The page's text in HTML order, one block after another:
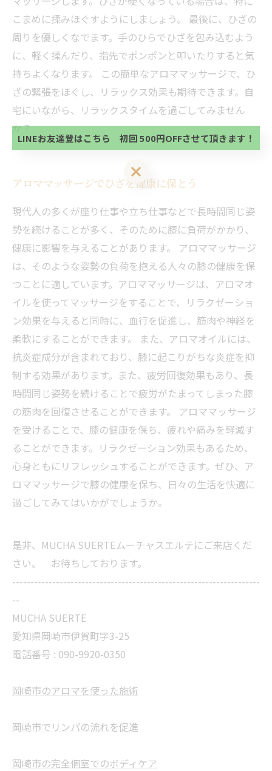
こまめに揉みほぐすようにしましょう。 最後に、ひざの
周りを優しくなでます。手のひらでひざを包み込むよう
に、軽く揉んだり、指先でポンポンと叩いたりすると気
持ちよくなります。 この簡単なアロママッサージで、ひ
ざの緊張をほぐし、リラックス効果も期待できます。自
宅にいながら、リラックスタイムを過ごしてみません
か？
アロママッサージでひざを健康に保とう
現代人の多くが座り仕事や立ち仕事などで長時間同じ姿
勢を続けることが多く、そのために膝に負荷がかかり、
健康に影響を与えることがあります。 アロママッサージ
は、そのような姿勢の負荷を抱える人々の膝の健康を保
つことに適しています。アロママッサージは、アロマオ
イルを使ってマッサージをすることで、リラクゼーショ
ン効果を与えると同時に、血行を促進し、筋肉や神経を
柔軟にすることができます。 また、アロマオイルには、
抗炎症成分が含まれており、膝に起こりがちな炎症を抑
制する効果があります。また、疲労回復効果もあり、長
時間同じ姿勢を続けることで疲労がたまってしまった膝
の筋肉を回復させることができます。 アロママッサージ
を受けることで、膝の健康を保ち、疲れや痛みを軽減す
ることができます。リラクゼーション効果もあるため、
心身ともにリフレッシュすることができます。ぜひ、ア
ロママッサージで膝の健康を保ち、日々の生活を快適に
過ごしてみてはいかがでしょうか。
是非、MUCHA SUERTEムーチャスエルテにご来店くだ
さい。 お待ちしております。
--------------------------------------------------------------------
--
MUCHA SUERTE
愛知県岡崎市伊賀町字3-25
電話番号 : 090-9920-0350
岡崎市のアロマを使った施術
岡崎市でリンパの流れを促進
岡崎市の完全個室でのボディケア
当サロンの公式LINE@にお友達登録頂いたお客様は
初回 500円OFFさせて頂きます。 既に 追加済の
方、不必要な方 お手数ですが、✖印でお閉じ下さ
い。
LINEお友達登はこちら 初回 500円OFFさせて頂きます！
当サロンの公式LINE@にお友達登録頂いたお客様は
初回 500円OFFさせて頂きます。 既に 追加済の
方、不必要な方 お手数ですが、✖印でお閉じ下さ
い。
LINEお友達登はこちら 初回 500円OFFさせて頂きます！